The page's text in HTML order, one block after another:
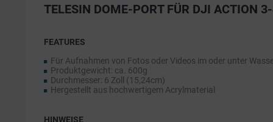
TELESIN DOME-PORT FÜR DJI ACTION
FEATURES
Für Aufnahmen von Fotos oder Videos im oder unter
Produktgewicht: ca. 600g
Durchmesser: 6 Zoll (15,24cm)
Hergestellt aus hochwertigem Acrylmaterial
HINWEISE